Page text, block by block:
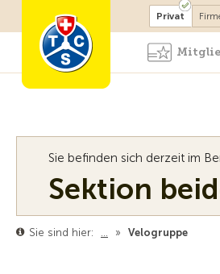
Mitglied werden
Privat
Sie befinden sich derzeit im
Sektion
Sie sind hier: … » Velogruppe